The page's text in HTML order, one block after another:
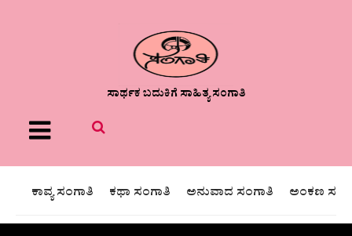
ಸಾರ್ಥಕ ಬದುಕಿಗೆ ಸಾಹಿತ್ಯ ಸಂಗಾತಿ
Menu
ಕಾವ್ಯ ಸಂಗಾತಿ ಕಥಾ ಸಂಗಾತಿ ಅನುವಾದ ಸಂಗಾತಿ ಅಂಕಣ